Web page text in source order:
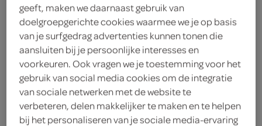
Healthy People
Vruchtensap Cranberry
Healthy People
1 Liter
geeft, maken we daarnaast gebruik van
doelgroepgerichte cookies waarmee we je op basis
van je surfgedrag advertenties kunnen tonen die
aansluiten bij je persoonlijke interesses en
voorkeuren. Ook vragen we je toestemming voor het
gebruik van social media cookies om de integratie
van sociale netwerken met de website te
verbeteren, delen makkelijker te maken en te helpen
bij het personaliseren van je sociale media-ervaring